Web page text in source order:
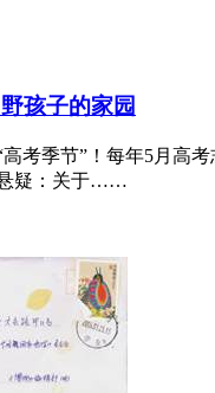
孩子的家园
高考季节”！每年5月高
疑：关于……